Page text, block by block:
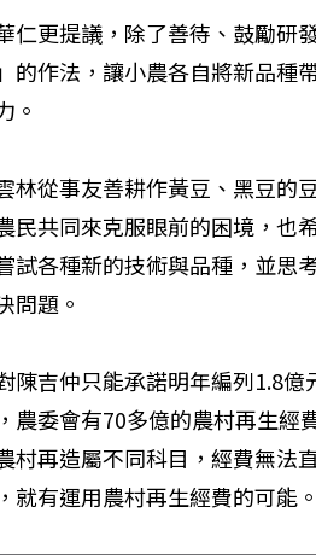
仁更提議，除了善待、鼓勵研
的作法，讓小農各自將新品種
。
林從事友善耕作黃豆、黑豆的
民共同來克服眼前的困境，也
試各種新的技術與品種，並思
問題。
陳吉仲只能承諾明年編列1.8
農委會有70多億的農村再生經
村再造屬不同科目，經費無法
就有運用農村再生經費的可能。